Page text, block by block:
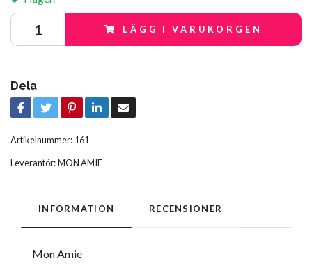
LÄGG I VARUKORGEN
Dela
Artikelnummer: 161
Leverantör:MON AMIE
INFORMATION RECENSIONER
Mon Amie